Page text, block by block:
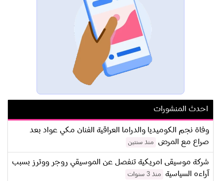
احدث المنشورات
وفاة نجم الكوميديا والدراما العراقية الفنان مكي عواد بعد
صراع مع المرض
منذ سنتين
شركة موسيقى امريكية تنفصل عن الموسيقي روجر ووترز بسبب
آراءه السياسية
منذ 3 سنوات